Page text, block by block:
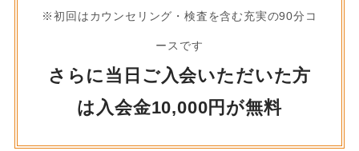
※初回はカウンセリング・検査を含む充実の90分コ
ースです
さらに当日ご入会いただいた方
は入会金10,000円が無料